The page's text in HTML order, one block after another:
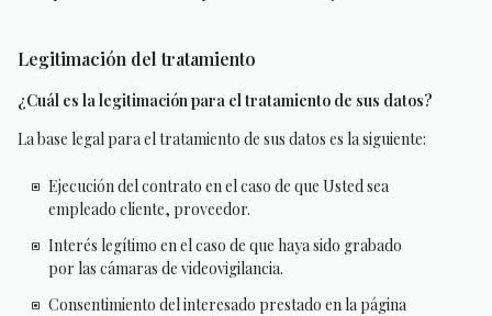
Legitimación del tratamiento
¿Cuál es la legitimación para el tratamiento de sus datos?
La base legal para el tratamiento de sus datos es la siguiente:
Ejecución del contrato en el caso de que Usted sea
empleado cliente, proveedor.
Interés legítimo en el caso de que haya sido grabado
por las cámaras de videovigilancia.
Consentimiento del interesado prestado en la página